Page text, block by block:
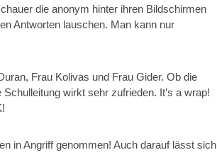
die anonym hinter ihren Bildschirmen
Antworten lauschen. Man kann nur
Frau Kolivas und Frau Gider. Ob die
wirkt sehr zufrieden. It’s a wrap!
in Angriff genommen! Auch darauf lässt sich